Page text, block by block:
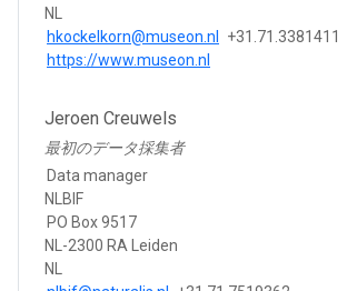
NL
hkockelkorn@museon.nl
+31.71.3381411
https://www.museon.nl
Jeroen Creuwels
最初のデータ採集者
Data manager
NLBIF
PO Box 9517
NL-2300 RA Leiden
NL